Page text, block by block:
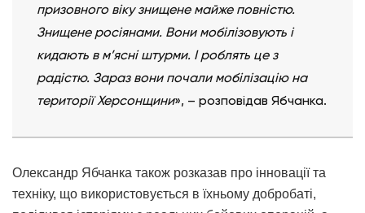
призовного віку знищене майже повністю.
Знищене росіянами. Вони мобілізовують і
кидають в м’ясні штурми. І роблять це з
радістю. Зараз вони почали мобілізацію на
території Херсонщини», – розповідав Ябчанка.
Олександр Ябчанка також розказав про інновації та
техніку, що використовується в їхньому добробаті,